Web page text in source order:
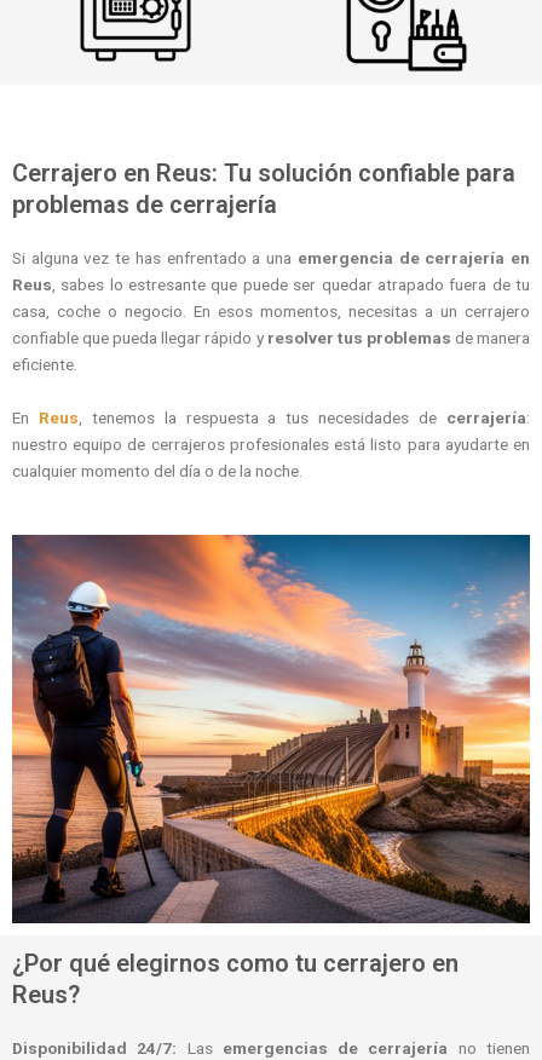
Cerrajero en Reus: Tu solución confiable para
problemas de cerrajería
Si alguna vez te has enfrentado a una emergencia de cerrajería en
Reus, sabes lo estresante que puede ser quedar atrapado fuera de tu
casa, coche o negocio. En esos momentos, necesitas a un cerrajero
confiable que pueda llegar rápido y resolver tus problemas de manera
eficiente.
En Reus , tenemos la respuesta a tus necesidades de cerrajería:
nuestro equipo de cerrajeros profesionales está listo para ayudarte en
cualquier momento del día o de la noche.
¿Por qué elegirnos como tu cerrajero en
Reus?
Disponibilidad 24/7: Las emergencias de cerrajería no tienen